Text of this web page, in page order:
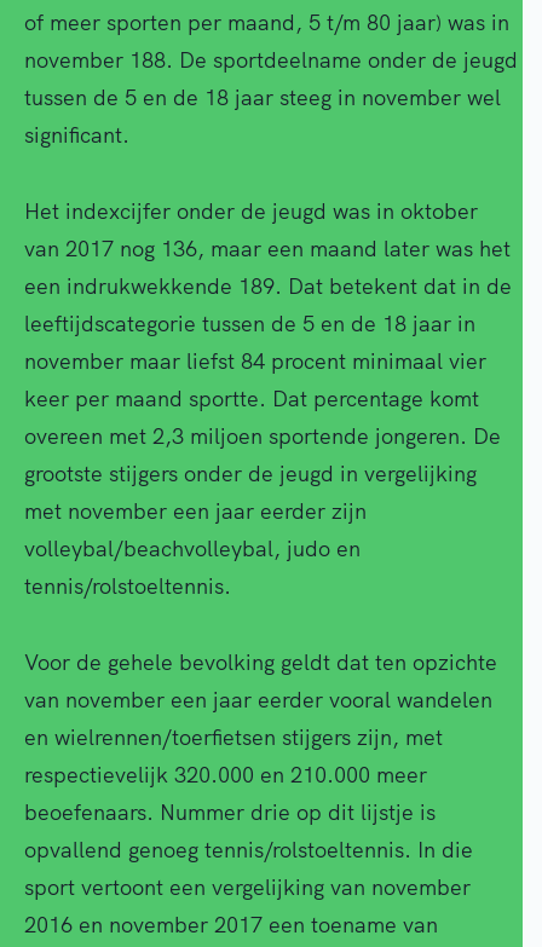
of meer sporten per maand, 5 t/m 80 jaar) was in
november 188. De sportdeelname onder de jeugd
tussen de 5 en de 18 jaar steeg in november wel
significant.
Het indexcijfer onder de jeugd was in oktober
van 2017 nog 136, maar een maand later was het
een indrukwekkende 189. Dat betekent dat in de
leeftijdscategorie tussen de 5 en de 18 jaar in
november maar liefst 84 procent minimaal vier
keer per maand sportte. Dat percentage komt
overeen met 2,3 miljoen sportende jongeren. De
grootste stijgers onder de jeugd in vergelijking
met november een jaar eerder zijn
volleybal/beachvolleybal, judo en
tennis/rolstoeltennis.
Voor de gehele bevolking geldt dat ten opzichte
van november een jaar eerder vooral wandelen
en wielrennen/toerfietsen stijgers zijn, met
respectievelijk 320.000 en 210.000 meer
beoefenaars. Nummer drie op dit lijstje is
opvallend genoeg tennis/rolstoeltennis. In die
sport vertoont een vergelijking van november
2016 en november 2017 een toename van